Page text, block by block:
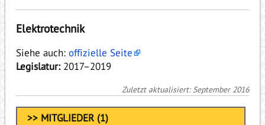
Elektrotechnik
Siehe auch: offizielle Seite
Legislatur:2017–2019
Zuletzt aktualisiert: September 2016
>> MITGLIEDER (1)